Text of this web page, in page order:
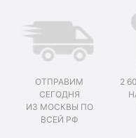
ОТПРАВИМ
СЕГОДНЯ
ИЗ МОСКВЫ ПО
ВСЕЙ РФ
2